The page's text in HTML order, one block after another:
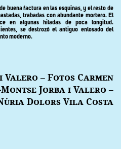
buena factura en las esquinas, y el resto de
trabadas con abundante mortero. El
en algunas hiladas de poca longitud.
se destrozó el antiguo enlosado del
moderno.
– Fotos Carmen
Jorba i Valero –
Dolors Vila Costa